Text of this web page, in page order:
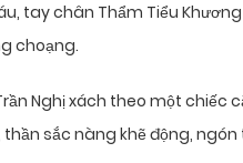
tay chân Thẩm Tiểu
choạng.
Nghị xách theo một chiếc
thần sắc nàng khẽ động,